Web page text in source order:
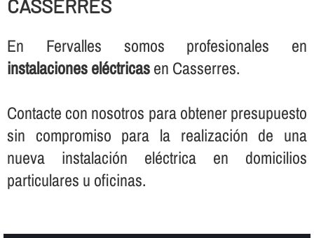
CASSERRES
En Fervalles somos profesionales en
instalaciones eléctricasen Casserres.
Contacte con nosotros para obtener presupuesto
sin compromiso para la realización de una
nueva instalación eléctrica en domicilios
particulares u oficinas.